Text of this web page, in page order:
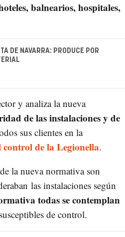
balnearios, hospitales,
DE NAVARRA: PRODUCE POR
y analiza la nueva
de las instalaciones y de
sus clientes en la
control de la Legionella.
la nueva normativa son
las instalaciones según
todas se contemplan
de control.